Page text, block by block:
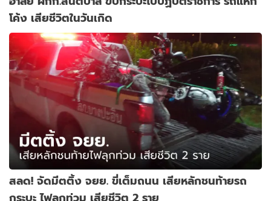
โค้ง เสียชีวิตในวันเกิด
สลด! จัดมีตติ้ง จยย. ขี่เต็มถนน เสียหลักชนท้ายรถ
กระบะ ไฟลุกท่วม เสียชีวิต 2 ราย